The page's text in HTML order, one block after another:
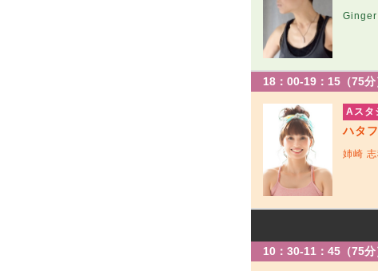
Ginger
18：00-19：15（75分
Aスタ
ハタ
姉崎
10：30-11：45（75分